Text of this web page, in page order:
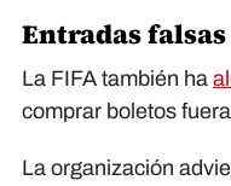
Entradas falsas
La FIFA también ha
comprar boletos
La organización